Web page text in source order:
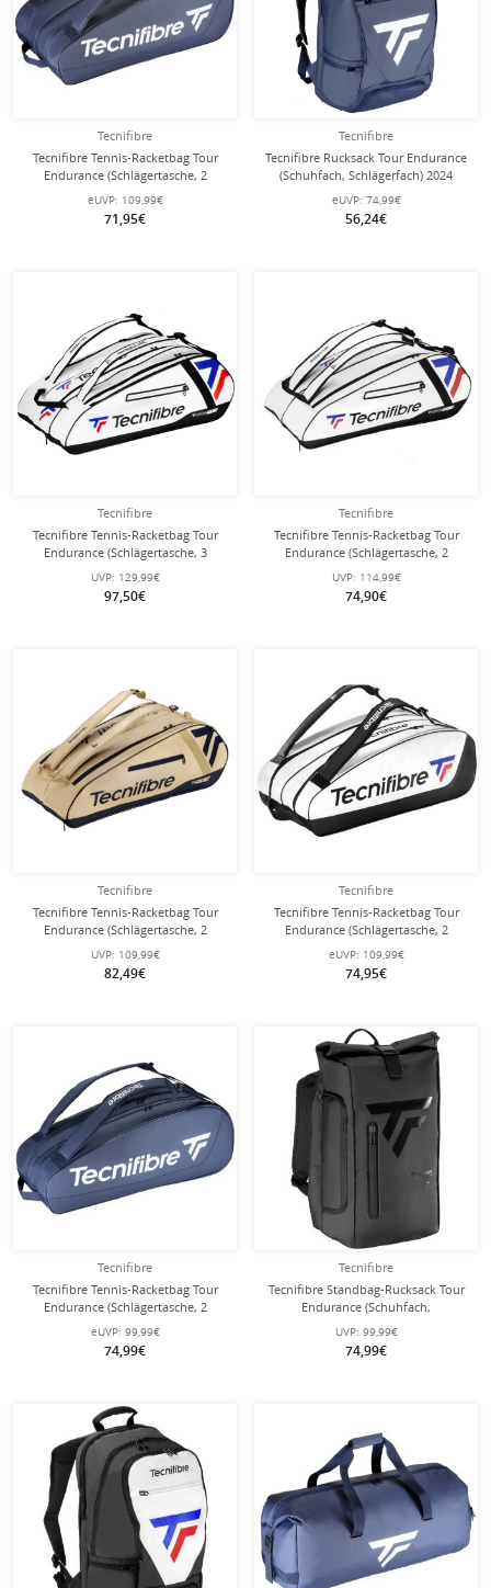
Tecnifibre
Tecnifibre Tennis-Racketbag Tour
Endurance (Schlägertasche, 2
Hauptfächer) navyblau 12er
eUVP: 109,99€
71,95€
Tecnifibre
Tecnifibre Rucksack Tour Endurance
(Schuhfach, Schlägerfach) 2024
navyblau 50x32x20cm
eUVP: 74,99€
56,24€
Tecnifibre
Tecnifibre Tennis-Racketbag Tour
Endurance (Schlägertasche, 3
Hauptfächer, Schuhfach) 2025 weiss
15er
UVP: 129,99€
97,50€
Tecnifibre
Tecnifibre Tennis-Racketbag Tour
Endurance (Schlägertasche, 2
Hauptfächer, Schuhfach) 2025 weiss
12er
UVP: 114,99€
74,90€
Tecnifibre
Tecnifibre Tennis-Racketbag Tour
Endurance (Schlägertasche, 2
Hauptfächer, Schuhfach) 2025 sand
12er
UVP: 109,99€
82,49€
Tecnifibre
Tecnifibre Tennis-Racketbag Tour
Endurance (Schlägertasche, 2
Hauptfächer) weiss 12er
eUVP: 109,99€
74,95€
Tecnifibre
Tecnifibre Tennis-Racketbag Tour
Endurance (Schlägertasche, 2
Hauptfächer) 2024 navyblau 9er
eUVP: 99,99€
74,99€
Tecnifibre
Tecnifibre Standbag-Rucksack Tour
Endurance (Schuhfach,
Schlägerfach) 2024 schwarz
54,5x32x22,5cm
UVP: 99,99€
74,99€